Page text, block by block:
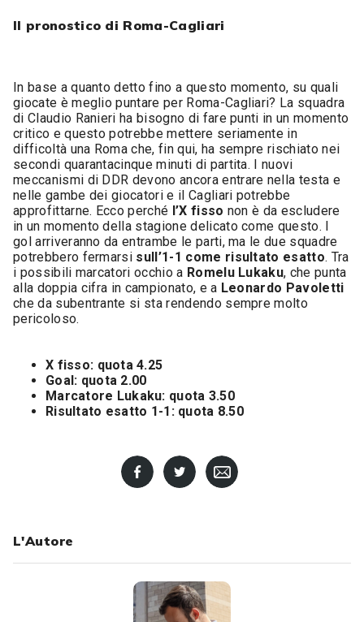
Il pronostico di Roma-Cagliari
In base a quanto detto fino a questo momento, su quali
giocate è meglio puntare per Roma-Cagliari? La squadra
di Claudio Ranieri ha bisogno di fare punti in un momento
critico e questo potrebbe mettere seriamente in
difficoltà una Roma che, fin qui, ha sempre rischiato nei
secondi quarantacinque minuti di partita. I nuovi
meccanismi di DDR devono ancora entrare nella testa e
nelle gambe dei giocatori e il Cagliari potrebbe
approfittarne. Ecco perché l’X fisso non è da escludere
in un momento della stagione delicato come questo. I
gol arriveranno da entrambe le parti, ma le due squadre
potrebbero fermarsi sull’1-1 come risultato esatto. Tra
i possibili marcatori occhio a Romelu Lukaku, che punta
alla doppia cifra in campionato, e a Leonardo Pavoletti
che da subentrante si sta rendendo sempre molto
pericoloso.
X fisso: quota 4.25
Goal: quota 2.00
Marcatore Lukaku: quota 3.50
Risultato esatto 1-1: quota 8.50
L'Autore